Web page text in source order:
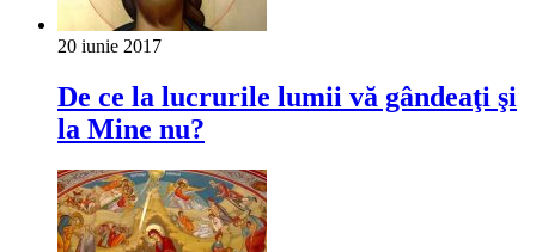
20 iunie 2017
De ce la lucrurile lumii vă gândeaţi şi
la Mine nu?